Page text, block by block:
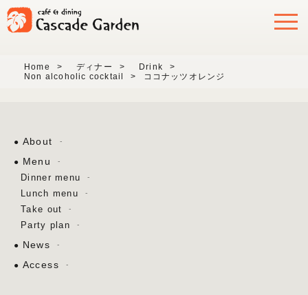
Home > ディナー > Drink
>
Non alcoholic cocktail
> ココナッツオレンジ
About
Menu
Dinner menu
Lunch menu
Take out
Party plan
News
Access